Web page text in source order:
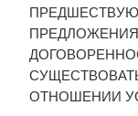
ОТНОШЕНИИ